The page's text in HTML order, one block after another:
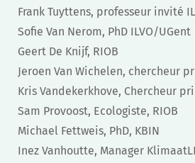
Frank Tuyttens, professeur invité
Sofie Van Nerom, PhD ILVO/UGent
Geert De Knijf, RIOB
Jeroen Van Wichelen, chercheur
Kris Vandekerkhove, Chercheur
Sam Provoost, Ecologiste, RIOB
Michael Fettweis, PhD, KBIN
Inez Vanhoutte, Manager